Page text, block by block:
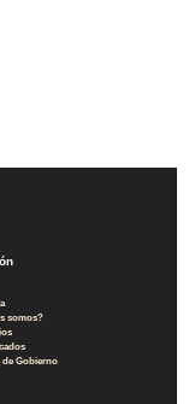
somos?
Gobierno